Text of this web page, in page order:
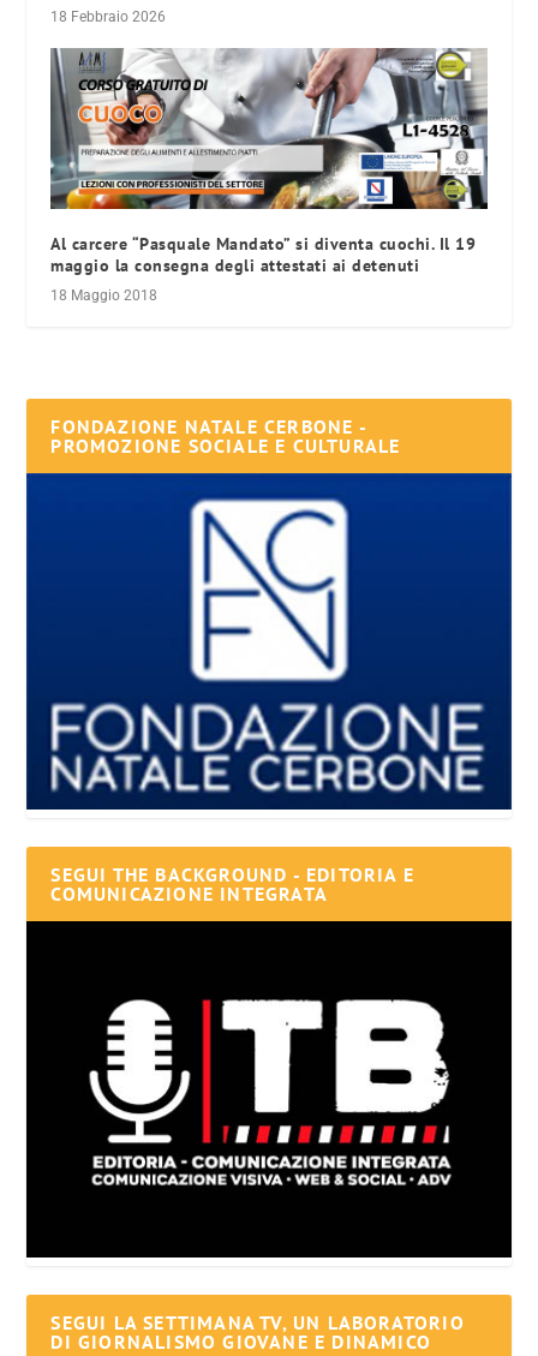
18 Febbraio 2026
Al carcere “Pasquale Mandato” si diventa cuochi. Il 19
maggio la consegna degli attestati ai detenuti
18 Maggio 2018
FONDAZIONE NATALE CERBONE -
PROMOZIONE SOCIALE E CULTURALE
SEGUI THE BACKGROUND - EDITORIA E
COMUNICAZIONE INTEGRATA
SEGUI LA SETTIMANA TV, UN LABORATORIO
DI GIORNALISMO GIOVANE E DINAMICO